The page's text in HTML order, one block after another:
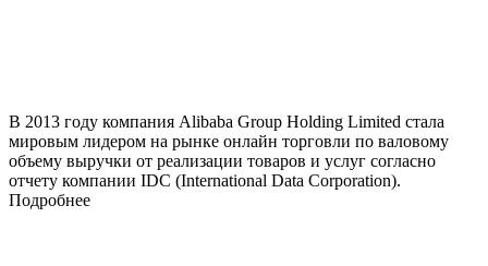
В 2013 году компания Alibaba Group Holding Limited стала
мировым лидером на рынке онлайн торговли по валовому
объему выручки от реализации товаров и услуг согласно
отчету компании IDC (International Data Corporation).
Подробнее